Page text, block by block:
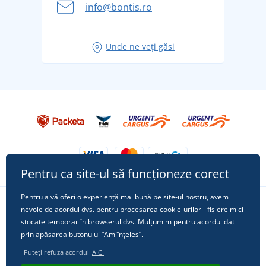
pentru vacanță fără griji
Tricoul preferat City în rol principal: ținute pentru
info@bontis.ro
Unde ne veți găsi
Urmărește-ne pe rețelele sociale
Pentru ca site-ul să funcționeze corect
Pentru a vă oferi o experiență mai bună pe site-ul nostru, avem
nevoie de acordul dvs. pentru procesarea cookie-urilor- fișiere mici
stocate temporar în browserul dvs. Mulțumim pentru acordul dat
prin apăsarea butonului “Am înțeles”.
Puteți refuza acordul AICI